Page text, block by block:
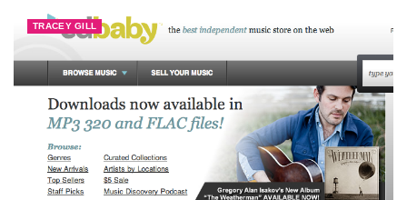
TRACEY GILL